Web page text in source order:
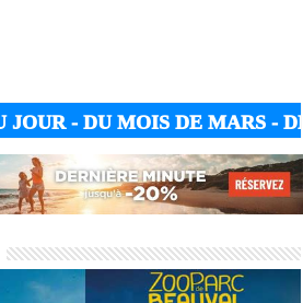
- DU MOIS DE MARS -